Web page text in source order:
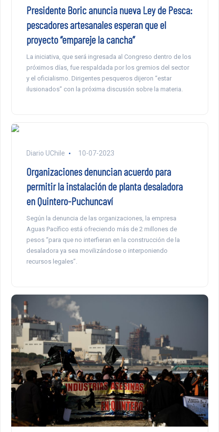
Presidente Boric anuncia nueva Ley de Pesca:
pescadores artesanales esperan que el
proyecto “empareje la cancha”
La iniciativa, que será ingresada al Congreso dentro de los
próximos días, fue respaldada por los gremios del sector
y el oficialismo. Dirigentes pesqueros dijeron “estar
ilusionados” con la próxima discusión sobre la materia.
Diario UChile 10-07-2023
Organizaciones denuncian acuerdo para
permitir la instalación de planta desaladora
en Quintero-Puchuncaví
Según la denuncia de las organizaciones, la empresa
Aguas Pacífico está ofreciendo más de 2 millones de
pesos “para que no interfieran en la construcción de la
desaladora ya sea movilizándose o interponiendo
recursos legales”.